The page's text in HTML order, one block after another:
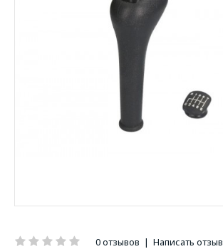
0 отзывов | Написать отзыв